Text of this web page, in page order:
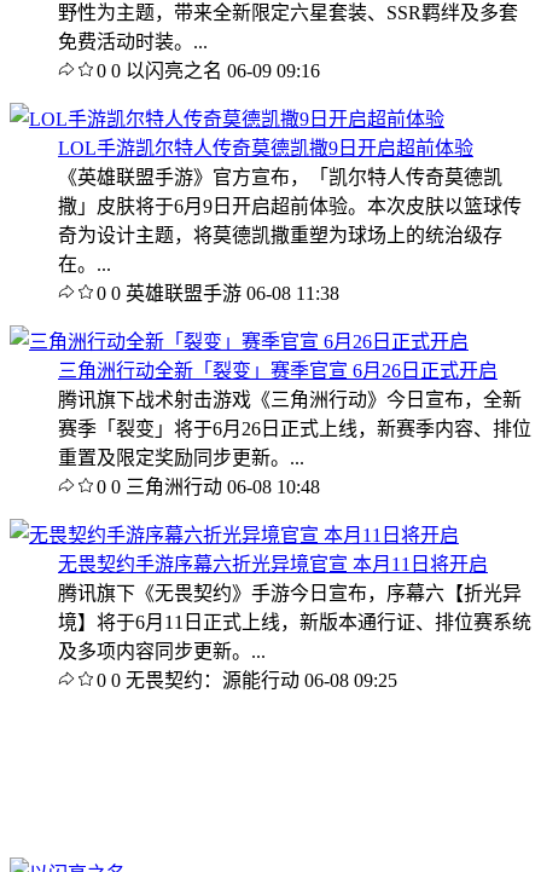
野性为主题，带来全新限定六星套装、SSR羁绊及多套
免费活动时装。...
0 0 以闪亮之名 06-09 09:16
LOL手游凯尔特人传奇莫德凯撒9日开启超前体验
《英雄联盟手游》官方宣布，「凯尔特人传奇莫德凯
撒」皮肤将于6月9日开启超前体验。本次皮肤以篮球传
奇为设计主题，将莫德凯撒重塑为球场上的统治级存
在。...
0 0 英雄联盟手游 06-08 11:38
三角洲行动全新「裂变」赛季官宣 6月26日正式开启
腾讯旗下战术射击游戏《三角洲行动》今日宣布，全新
赛季「裂变」将于6月26日正式上线，新赛季内容、排位
重置及限定奖励同步更新。...
0 0 三角洲行动 06-08 10:48
无畏契约手游序幕六折光异境官宣 本月11日将开启
腾讯旗下《无畏契约》手游今日宣布，序幕六【折光异
境】将于6月11日正式上线，新版本通行证、排位赛系统
及多项内容同步更新。...
0 0 无畏契约：源能行动 06-08 09:25